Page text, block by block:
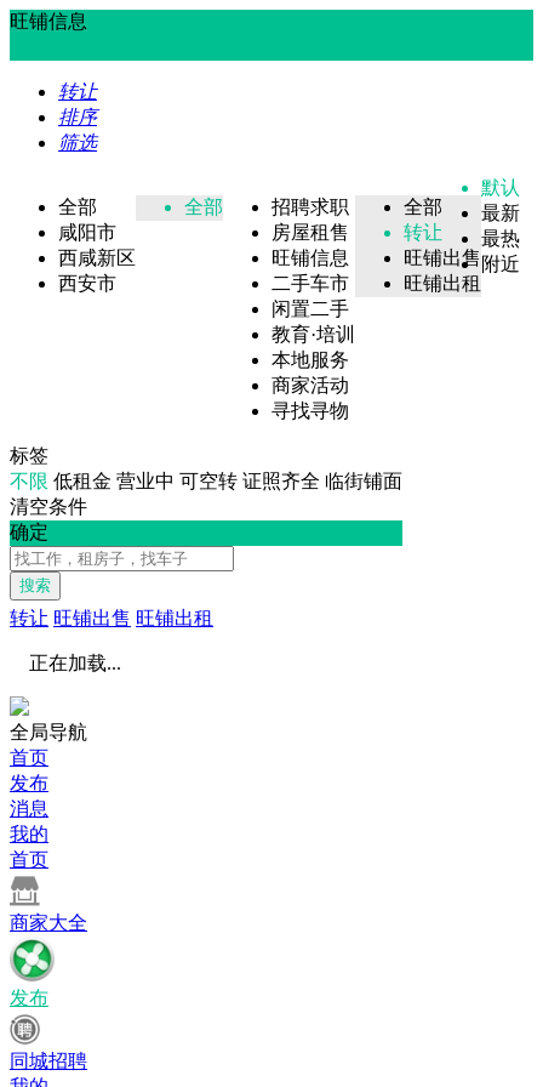
旺铺信息
转让
排序
筛选
全部
咸阳市
西咸新区
西安市
全部
招聘求职
房屋租售
旺铺信息
二手车市
闲置二手
教育·培训
本地服务
商家活动
寻找寻物
全部
转让
旺铺出售
旺铺出租
默认
最新
最热
附近
标签
不限 低租金 营业中 可空转 证照齐全 临街铺面
清空条件
确定
搜索
转让 旺铺出售 旺铺出租
正在加载...
全局导航
首页
发布
消息
我的
首页
商家大全
发布
同城招聘